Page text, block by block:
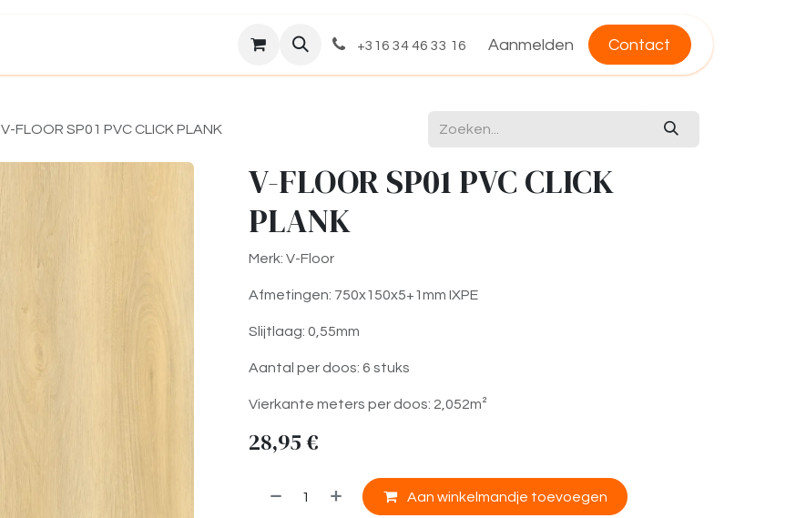
+316 34 46 33 16 Aanmelden Contact
V-FLOOR SP01 PVC CLICK PLANK
V-FLOOR SP01 PVC CLICK
PLANK
Merk: V-Floor
Afmetingen: 750x150x5+1mm IXPE
Slijtlaag: 0,55mm
Aantal per doos: 6 stuks
Vierkante meters per doos: 2,052m²
28,95€
Aan winkelmandje toevoegen